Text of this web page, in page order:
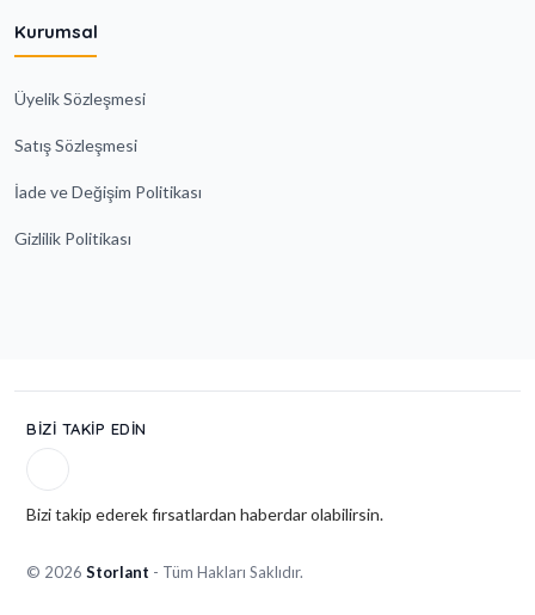
Kurumsal
Üyelik Sözleşmesi
Satış Sözleşmesi
İade ve Değişim Politikası
Gizlilik Politikası
BIZI TAKIP EDIN
Bizi takip ederek fırsatlardan haberdar olabilirsin.
© 2026 Storlant - Tüm Hakları Saklıdır.